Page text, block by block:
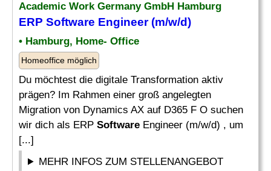
Academic Work Germany GmbH Hamburg
ERP Software Engineer (m/w/d)
• Hamburg, Home- Office
Homeoffice möglich
Du möchtest die digitale Transformation aktiv
prägen? Im Rahmen einer groß angelegten
Migration von Dynamics AX auf D365 F O suchen
wir dich als ERP Software Engineer (m/w/d) , um
[...]
MEHR INFOS ZUM STELLENANGEBOT